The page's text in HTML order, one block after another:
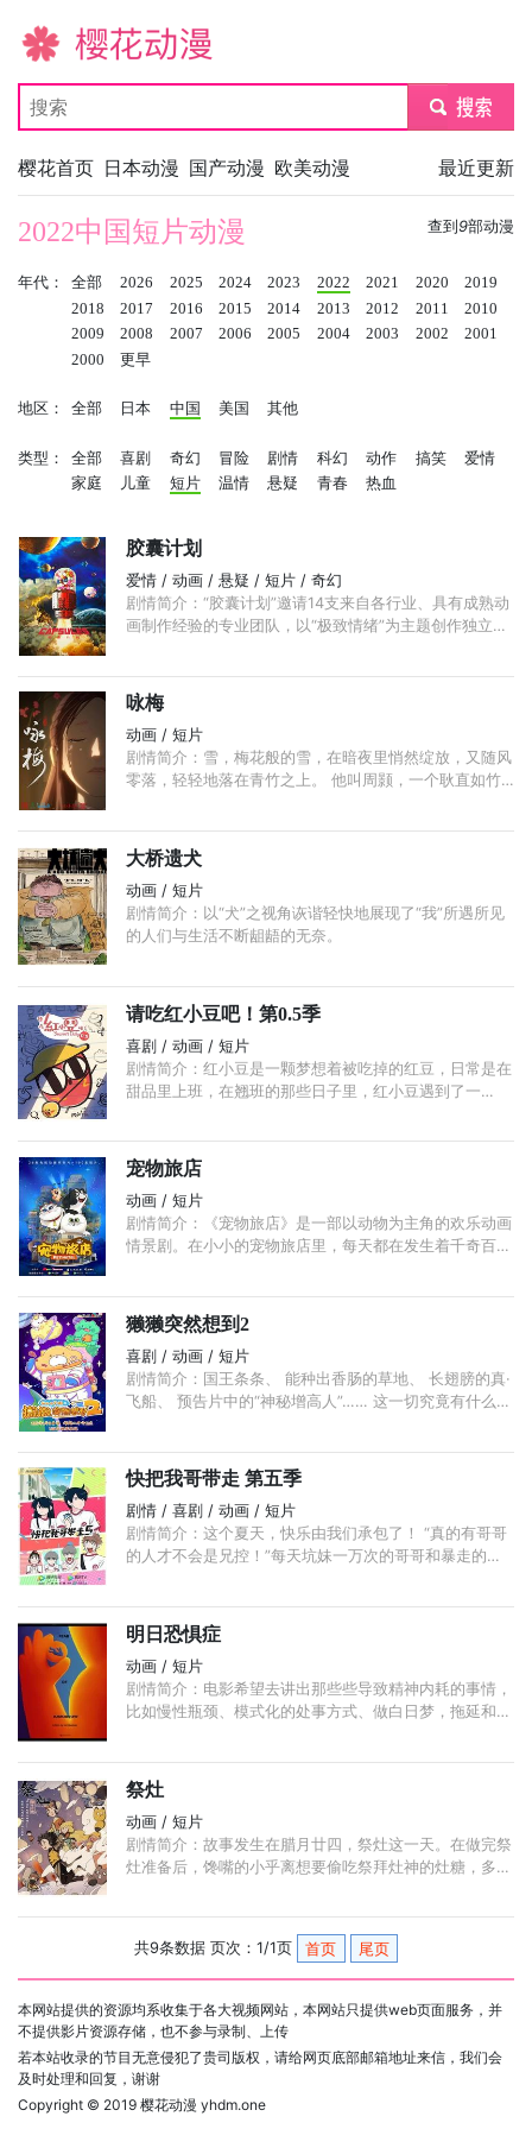
樱花动漫
submit
樱花首页 日本动漫 国产动漫 欧美动漫 最近更新
查到 9部动漫
2022中国短片动漫
年代： 全部 2026 2025 2024 2023 2022 2021 2020
2019
2018
2017 2016 2015 2014 2013 2012 2011
2010
2009
2008 2007 2006 2005 2004 2003 2002
2001
2000
更早
地区： 全部 日本 中国 美国 其他
类型： 全部 喜剧 奇幻 冒险 剧情 科幻 动作 搞笑
爱情
家庭
儿童 短片 温情 悬疑 青春 热血
胶囊计划
爱情 / 动画 / 悬疑 / 短片 / 奇幻
剧情简介：“胶囊计划”邀请14支来自各行业、具有成熟动
画制作经验的专业团队，以“极致情绪”为主题创作独立动
咏梅
动画 / 短片
剧情简介：雪，梅花般的雪，在暗夜里悄然绽放，又随风
零落，轻轻地落在青竹之上。 他叫周颢，一个耿直如竹
大桥遗犬
动画 / 短片
剧情简介：以“犬”之视角诙谐轻快地展现了“我”所遇所见
的人们与生活不断龃龉的无奈。
请吃红小豆吧！第0.5季
喜剧 / 动画 / 短片
剧情简介：红小豆是一颗梦想着被吃掉的红豆，日常是在
甜品里上班，在翘班的那些日子里，红小豆遇到了一
宠物旅店
动画 / 短片
剧情简介：《宠物旅店》是一部以动物为主角的欢乐动画
情景剧。在小小的宠物旅店里，每天都在发生着千奇百
獭獭突然想到2
喜剧 / 动画 / 短片
剧情简介：国王条条、 能种出香肠的草地、 长翅膀的真·
飞船、 预告片中的“神秘增高人”…… 这一切究竟有什么预
快把我哥带走 第五季
剧情 / 喜剧 / 动画 / 短片
剧情简介：这个夏天，快乐由我们承包了！ “真的有哥哥
的人才不会是兄控！”每天坑妹一万次的哥哥和暴走的妹
明日恐惧症
动画 / 短片
剧情简介：电影希望去讲出那些些导致精神内耗的事情，
比如慢性瓶颈、模式化的处事方式、做白日梦，拖延和容
祭灶
动画 / 短片
剧情简介：故事发生在腊月廿四，祭灶这一天。在做完祭
灶准备后，馋嘴的小乎离想要偷吃祭拜灶神的灶糖，多次
共9条数据 页次：1/1页 首页 尾页
本网站提供的资源均系收集于各大视频网站，本网站只提供web页面服务，并
不提供影片资源存储，也不参与录制、上传
若本站收录的节目无意侵犯了贵司版权，请给网页底部邮箱地址来信，我们会
及时处理和回复，谢谢
Copyright © 2019 樱花动漫 yhdm.one